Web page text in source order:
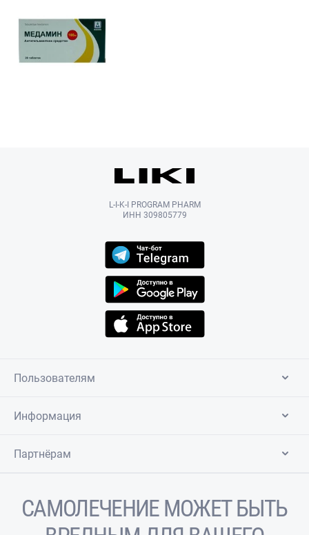
L-I-K-I PROGRAM PHARM
ИНН 309805779
Пользователям
Информация
Партнёрам
САМОЛЕЧЕНИЕ МОЖЕТ БЫТЬ